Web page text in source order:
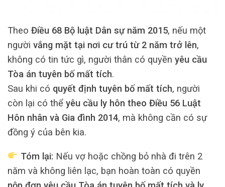
Theo Điều 68 Bộ luật Dân sự năm 2015, nếu một
người vắng mặt tại nơi cư trú từ 2 năm trở lên,
không có tin tức gì, người thân có quyền yêu cầu
Tòa án tuyên bố mất tích.
Sau khi có quyết định tuyên bố mất tích, người
còn lại có thể yêu cầu ly hôn theo Điều 56 Luật
Hôn nhân và Gia đình 2014, mà không cần có sự
đồng ý của bên kia.
Tóm lại: Nếu vợ hoặc chồng bỏ nhà đi trên 2
năm và không liên lạc, bạn hoàn toàn có quyền